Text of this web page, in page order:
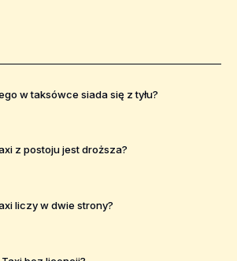
w taksówce siada się z tyłu?
z postoju jest droższa?
liczy w dwie strony?